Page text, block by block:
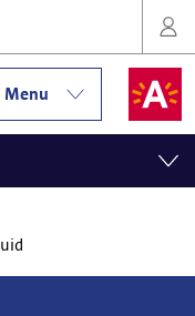
Menu